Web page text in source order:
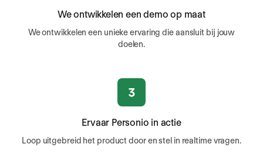
We ontwikkelen een demo op maat
We ontwikkelen een unieke ervaring die aansluit bij jouw
doelen.
Ervaar Personio in actie
Loop uitgebreid het product door en stel in realtime vragen.